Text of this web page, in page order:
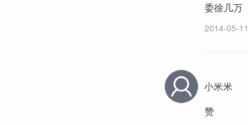
委徐几万
2014-05-11
小米米
赞